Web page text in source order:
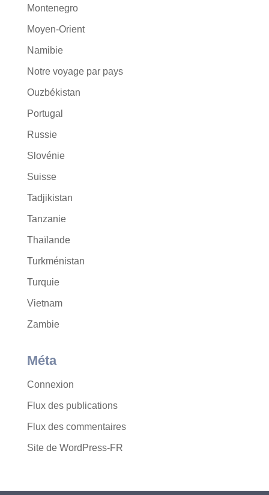
Montenegro
Moyen-Orient
Namibie
Notre voyage par pays
Ouzbékistan
Portugal
Russie
Slovénie
Suisse
Tadjikistan
Tanzanie
Thaïlande
Turkménistan
Turquie
Vietnam
Zambie
Méta
Connexion
Flux des publications
Flux des commentaires
Site de WordPress-FR